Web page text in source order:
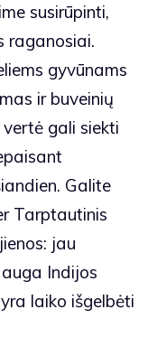
susirūpinti,
raganosiai.
gyvūnams
ir buveinių
gali siekti
Galite
Tarptautinis
jau
Indijos
laiko išgelbėti